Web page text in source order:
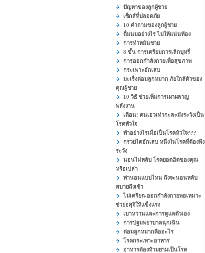
ปัญหาของลูกผู้ชาย
เซ็กส์ที่ปลอดภัย
10 คำถามของลูกผู้ชาย
ดื่มนมอย่างไร ไม่ให้แน่นท้อง
การทำหมันชาย
8 ขั้น การเตรียมการเลิกบุหรี่
การออกกำลังกายเพื่อสุขภาพ
กระเพาะอักเสบ
มะเร็งต่อมลูกหมาก ภัยใกล้ตัวของ
คุณผู้ชาย
10 วิธี ช่วยเพิ่มการเผาผลาญ
พลังงาน
เตือน! คนเอวเท่ากะละมังระวังเป็น
โรคหัวใจ
ทำอย่างไรเมื่อเป็นโรคหัวใจ???
กรวยไตอักเสบ หนึ่งในโรคที่ต้องพึง
ระวัง
นอนไม่หลับ โรคยอดฮิตของคุณ
หรือเปล่า
ท่านอนแบบไหน ถึงจะนอนหลับ
สบายถึงเช้า
ไม่เครียด-ออกกำลังกายพอเหมาะ
ช่วยอสุจิให้แข็งแรง
เบาหวานและการดูแลตัวเอง
การปฐมพยาบาลฉุกเฉิน
ต่อมลูกหมากคืออะไร
โรคกระเพาะอาหาร
อาหารต้องห้ามยามเป็นโรค